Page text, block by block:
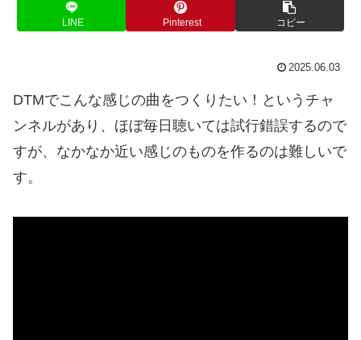
LINE Pinterest コピー
2025.06.03
DTMでこんな感じの曲をつくりたい！というチャ
ンネルがあり、ほぼ毎日聴いては試行錯誤するので
すが、なかなか近い感じのものを作るのは難しいで
す。